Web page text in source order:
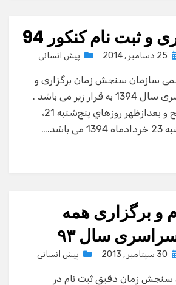
و ثبت نام کنکور 94
25 دسامبر , 2014 پیش انسانی
سازمان سنجش زمان برگزاری و
ثبت نام آزمون سراسری سال 1394 به قرار زیر می باشد .
زمان برگزاری در صبح و بعدازظهر روزهاي پنج‌شنبه 21،
و برگزاری همه
سال ٩٣
30 سپتامبر , 2013 پیش انسانی
سنجش زمان دقیق ثبت نام در